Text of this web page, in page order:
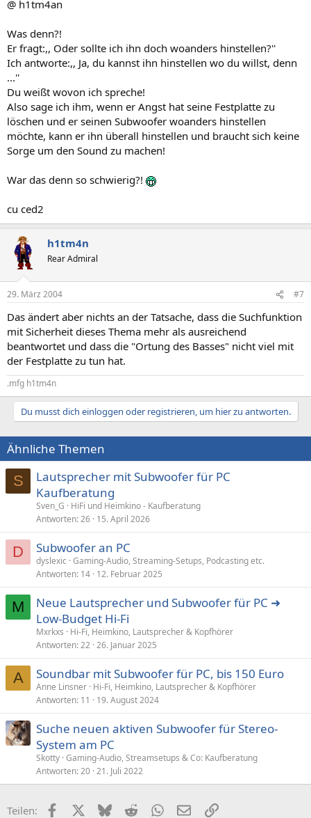
@ h1tm4an
Was denn?!
Er fragt:,, Oder sollte ich ihn doch woanders hinstellen?''
Ich antworte:,, Ja, du kannst ihn hinstellen wo du willst, denn
...''
Du weißt wovon ich spreche!
Also sage ich ihm, wenn er Angst hat seine Festplatte zu
löschen und er seinen Subwoofer woanders hinstellen
möchte, kann er ihn überall hinstellen und braucht sich keine
Sorge um den Sound zu machen!
War das denn so schwierig?!
cu ced2
h1tm4n
Rear Admiral
29. März 2004 #7
Das ändert aber nichts an der Tatsache, dass die Suchfunktion
mit Sicherheit dieses Thema mehr als ausreichend
beantwortet und dass die "Ortung des Basses" nicht viel mit
der Festplatte zu tun hat.
.mfg h1tm4n
Du musst dich einloggen oder registrieren, um hier zu antworten.
Ähnliche Themen
S
Lautsprecher mit Subwoofer für PC
Kaufberatung
Sven_G
HiFi und Heimkino - Kaufberatung
Antworten 26 15. April 2026
D Subwoofer an PC
dyslexic Gaming-Audio, Streaming-Setups, Podcasting etc.
Antworten 14 12. Februar 2025
M
Neue Lautsprecher und Subwoofer für PC ➜
Low-Budget Hi-Fi
Mxrkxs
Hi-Fi, Heimkino, Lautsprecher & Kopfhörer
Antworten 22 26. Januar 2025
A Soundbar mit Subwoofer für PC, bis 150 Euro
Anne Linsner Hi-Fi, Heimkino, Lautsprecher & Kopfhörer
Antworten 11 19. August 2024
Suche neuen aktiven Subwoofer für Stereo-
System am PC
Skotty Gaming-Audio, Streamsetups & Co: Kaufberatung
Antworten 20 21. Juli 2022
Teilen: FacebookX (Twitter)
BlueskyRedditWhatsApp
E-MailLink